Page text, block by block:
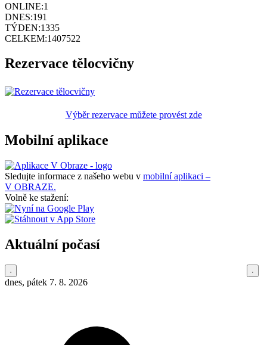
ONLINE:1
DNES:191
TÝDEN:1335
CELKEM:1407522
Rezervace tělocvičny
Výběr rezervace můžete provést zde
Mobilní aplikace
Sledujte informace z našeho webu v mobilní aplikaci –
V OBRAZE.
Volně ke stažení:
Aktuální počasí
dnes, pátek 7. 8. 2026